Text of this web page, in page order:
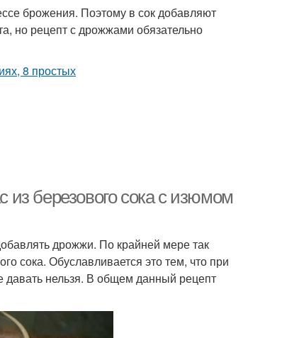
брожения. Поэтому в сок добавляют
но рецепт с дрожжами обязательно
из березового сока с изюмом
дрожжи. По крайней мере так
сока. Обуславливается это тем, что при
давать нельзя. В общем данный рецепт